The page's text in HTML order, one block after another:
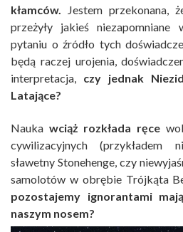
kłamców. Jestem przekonana,
przeżyły jakieś
pytaniu o źródło tych
będą raczej urojenia,
interpretacja, czy jednak
Latające?
Nauka wciąż rozkłada ręce
cywilizacyjnych (przykładem
sławetny Stonehenge, czy
samolotów w obrębie Trójkąta
pozostajemy ignorantami
naszym nosem?